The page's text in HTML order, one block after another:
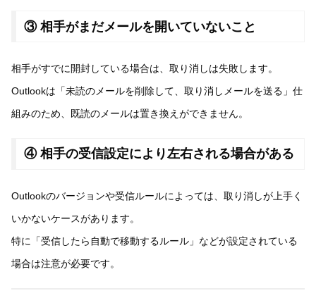
③ 相手がまだメールを開いていないこと
相手がすでに開封している場合は、取り消しは失敗します。
Outlookは「未読のメールを削除して、取り消しメールを送る」仕
組みのため、既読のメールは置き換えができません。
④ 相手の受信設定により左右される場合がある
Outlookのバージョンや受信ルールによっては、取り消しが上手く
いかないケースがあります。
特に「受信したら自動で移動するルール」などが設定されている
場合は注意が必要です。